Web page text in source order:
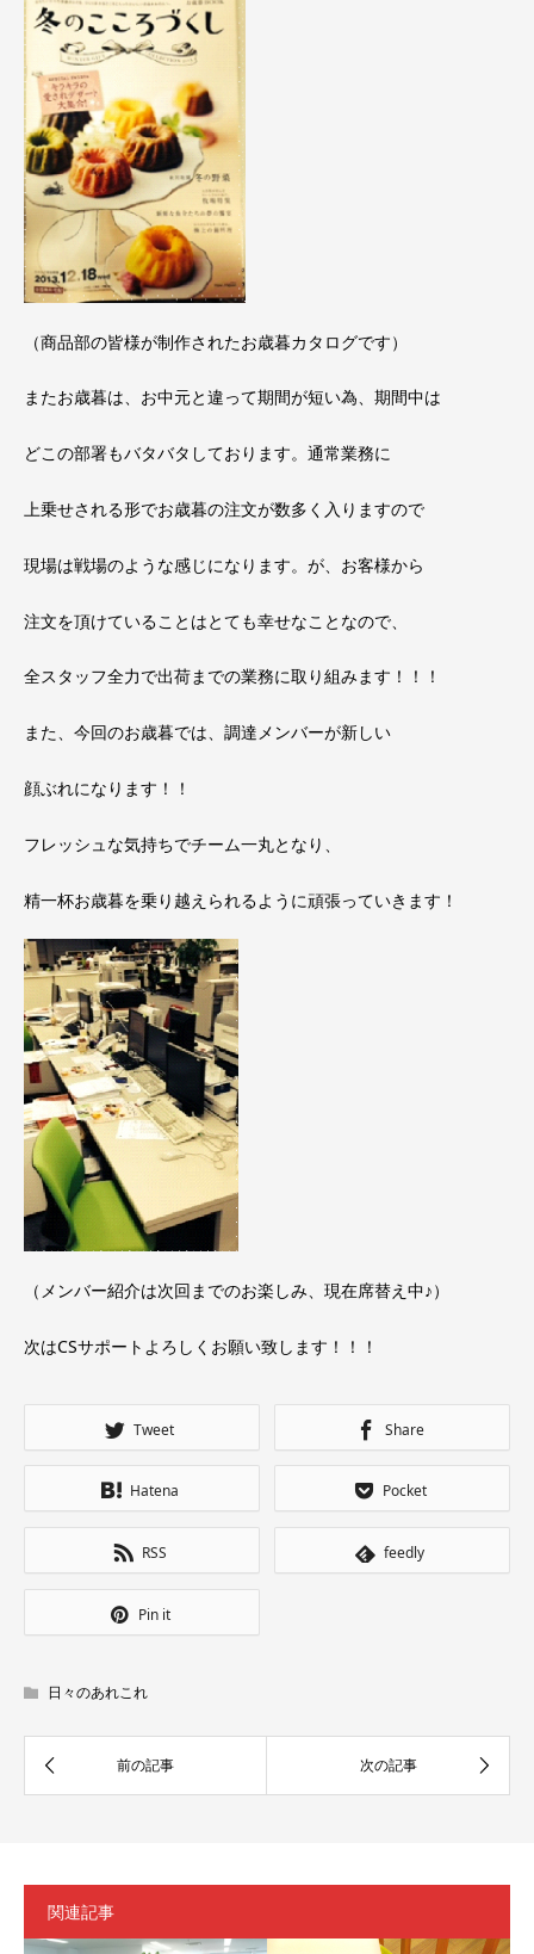
（商品部の皆様が制作されたお歳暮カタログです）
またお歳暮は、お中元と違って期間が短い為、期間中は
どこの部署もバタバタしております。通常業務に
上乗せされる形でお歳暮の注文が数多く入りますので
現場は戦場のような感じになります。が、お客様から
注文を頂けていることはとても幸せなことなので、
全スタッフ全力で出荷までの業務に取り組みます！！！
また、今回のお歳暮では、調達メンバーが新しい
顔ぶれになります！！
フレッシュな気持ちでチーム一丸となり、
精一杯お歳暮を乗り越えられるように頑張っていきます！
（メンバー紹介は次回までのお楽しみ、現在席替え中♪）
次はCSサポートよろしくお願い致します！！！
Tweet Share
Hatena Pocket
RSS feedly
Pin it
日々のあれこれ
関連記事